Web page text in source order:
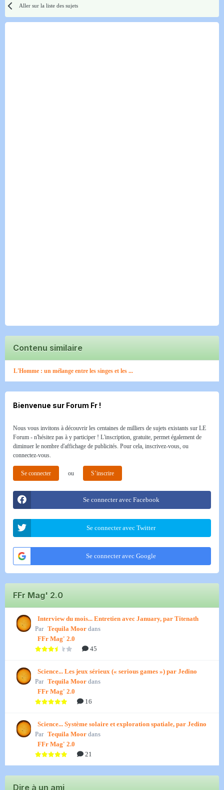
Aller sur la liste des sujets
Contenu similaire
L'Homme : un mélange entre les singes et les ...
Bienvenue sur Forum Fr !
Nous vous invitons à découvrir les centaines de milliers de sujets existants sur LE
Forum - n'hésitez pas à y participer ! L'inscription, gratuite, permet également de
diminuer le nombre d'affichage de publicités. Pour cela, inscrivez-vous, ou
connectez-vous.
Se connecter ou S’inscrire
Se connecter avec Facebook
Se connecter avec Twitter
Se connecter avec Google
FFr Mag' 2.0
Interview du mois... Entretien avec January, par Titenath
Par Tequila Moor dans
FFr Mag' 2.0
45
Science... Les jeux sérieux (« serious games ») par Jedino
Par Tequila Moor dans
FFr Mag' 2.0
16
Science... Système solaire et exploration spatiale, par Jedino
Par Tequila Moor dans
FFr Mag' 2.0
21
Dire à un ami